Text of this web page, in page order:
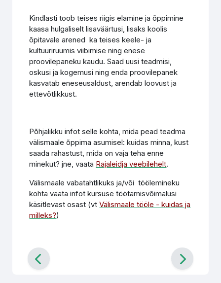
Kindlasti toob teises riigis elamine ja õppimine
kaasa hulgaliselt lisaväärtusi, lisaks koolis
õpitavale arened ka teises keele- ja
kultuuriruumis viibimise ning enese
proovilepaneku kaudu. Saad uusi teadmisi,
oskusi ja kogemusi ning enda proovilepanek
kasvatab eneseusaldust, arendab loovust ja
ettevõtlikkust.
Põhjalikku infot selle kohta, mida pead teadma
välismaale õppima asumisel: kuidas minna, kust
saada rahastust, mida on vaja teha enne
minekut? jne, vaata Rajaleidja veebilehelt.
Välismaale vabatahtlikuks ja/või töölemineku
kohta vaata infot kursuse töötamisvõimalusi
käsitlevast osast (vtVälismaale tööle - kuidas ja
milleks?)